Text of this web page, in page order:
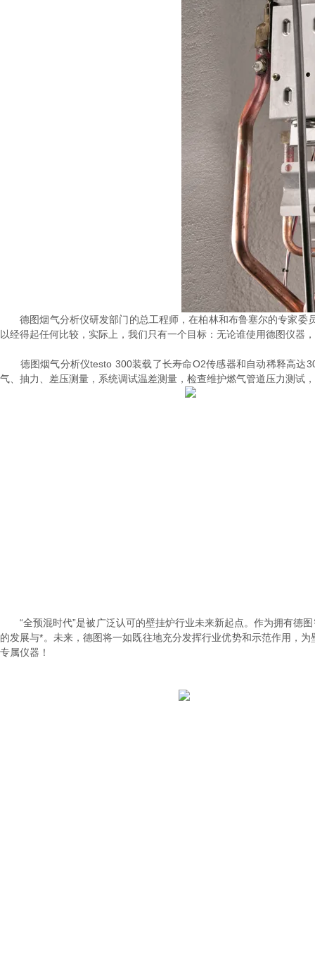
德图烟气分析仪研发部门的总工程师，在柏林和布鲁塞尔的专家委
以经得起任何比较，实际上，我们只有一个目标：无论谁使用德图仪器
德图烟气分析仪testo 300装载了长寿命O2传感器和自动稀释高达
气、抽力、差压测量，系统调试温差测量，检查维护燃气管道压力测试
“全预混时代”是被广泛认可的壁挂炉行业未来新起点。作为拥有德图
的发展与*。未来，德图将一如既往地充分发挥行业优势和示范作用，
专属仪器！